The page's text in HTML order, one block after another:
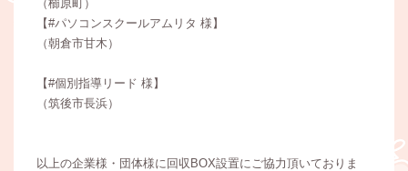
（櫛原町）
【#パソコンスクールアムリタ 様】
（朝倉市甘木）
【#個別指導リード 様】
（筑後市長浜）
以上の企業様・団体様に回収BOX設置にご協力頂いておりま